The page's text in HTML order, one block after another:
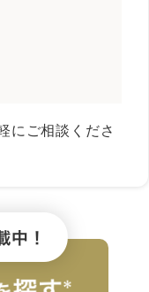
にご相談くださ